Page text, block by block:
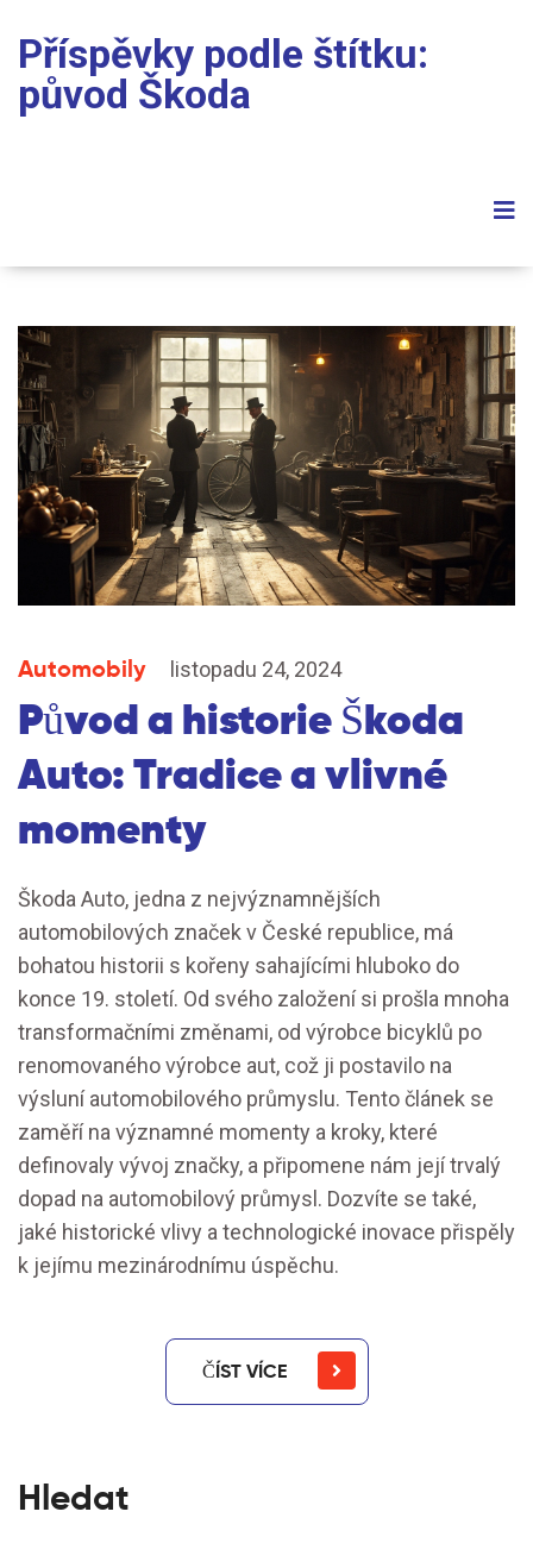
Příspěvky podle štítku:
původ Škoda
Automobily listopadu 24, 2024
Původ a historie Škoda
Auto: Tradice a vlivné
momenty
Škoda Auto, jedna z nejvýznamnějších
automobilových značek v České republice, má
bohatou historii s kořeny sahajícími hluboko do
konce 19. století. Od svého založení si prošla mnoha
transformačními změnami, od výrobce bicyklů po
renomovaného výrobce aut, což ji postavilo na
výsluní automobilového průmyslu. Tento článek se
zaměří na významné momenty a kroky, které
definovaly vývoj značky, a připomene nám její trvalý
dopad na automobilový průmysl. Dozvíte se také,
jaké historické vlivy a technologické inovace přispěly
k jejímu mezinárodnímu úspěchu.
ČÍST VÍCE
Hledat